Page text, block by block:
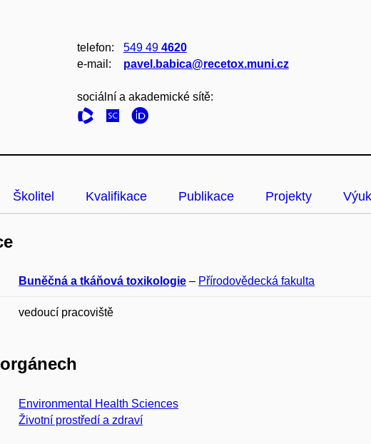
telefon: 549 49 4620
e‑mail:
pavel.babica@recetox.muni.cz
sociální a akademické sítě:
Školitel Kvalifikace Publikace Projekty
Buněčná a tkáňová toxikologie – Přírodovědecká fakulta
vedoucí pracoviště
Environmental Health Sciences
Životní prostředí a zdraví